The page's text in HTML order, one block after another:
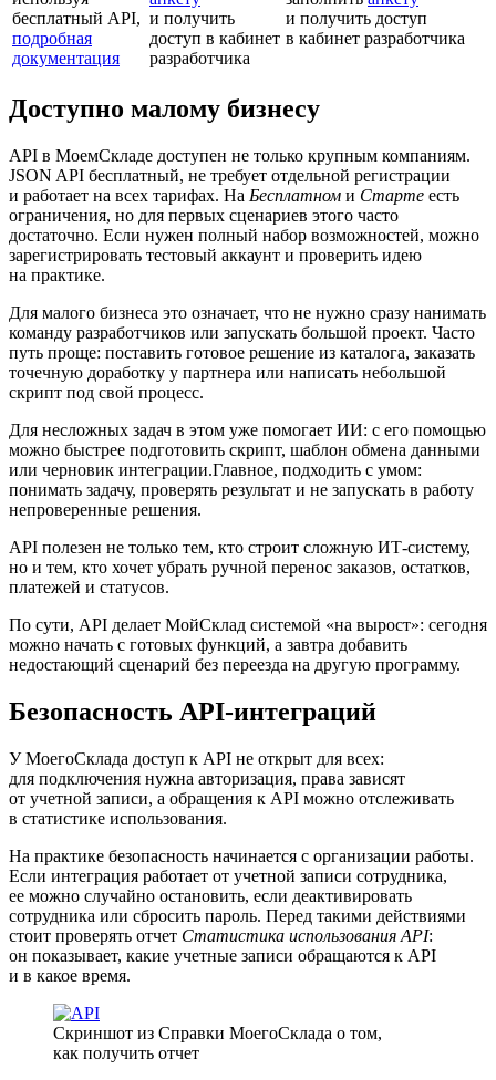
бесплатный API,
подробная
документация
и получить
доступ в кабинет
разработчика
и получить доступ
в кабинет разработчика
Доступно малому бизнесу
API в МоемСкладе доступен не только крупным компаниям.
JSON API бесплатный, не требует отдельной регистрации
и работает на всех тарифах. На Бесплатном и Старте есть
ограничения, но для первых сценариев этого часто
достаточно. Если нужен полный набор возможностей, можно
зарегистрировать тестовый аккаунт и проверить идею
на практике.
Для малого бизнеса это означает, что не нужно сразу нанимать
команду разработчиков или запускать большой проект. Часто
путь проще: поставить готовое решение из каталога, заказать
точечную доработку у партнера или написать небольшой
скрипт под свой процесс.
Для несложных задач в этом уже помогает ИИ: с его помощью
можно быстрее подготовить скрипт, шаблон обмена данными
или черновик интеграции.Главное, подходить с умом:
понимать задачу, проверять результат и не запускать в работу
непроверенные решения.
API полезен не только тем, кто строит сложную ИТ-систему,
но и тем, кто хочет убрать ручной перенос заказов, остатков,
платежей и статусов.
По сути, API делает МойСклад системой «на вырост»: сегодня
можно начать с готовых функций, а завтра добавить
недостающий сценарий без переезда на другую программу.
Безопасность API-интеграций
У МоегоСклада доступ к API не открыт для всех:
для подключения нужна авторизация, права зависят
от учетной записи, а обращения к API можно отслеживать
в статистике использования.
На практике безопасность начинается с организации работы.
Если интеграция работает от учетной записи сотрудника,
ее можно случайно остановить, если деактивировать
сотрудника или сбросить пароль. Перед такими действиями
стоит проверять отчет Статистика использования API:
он показывает, какие учетные записи обращаются к API
и в какое время.
Скриншот из Справки МоегоСклада о том,
как получить отчет